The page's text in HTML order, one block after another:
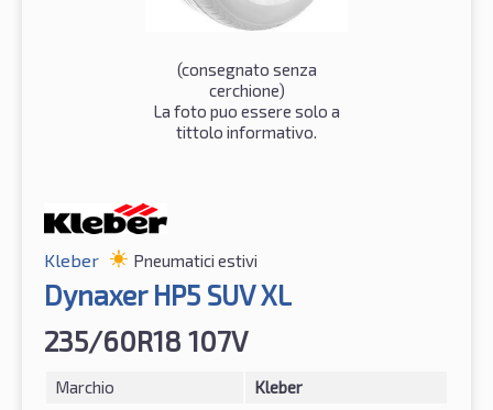
(consegnato senza
cerchione)
La foto puo essere solo a
tittolo informativo.
Kleber Pneumatici estivi
Dynaxer HP5 SUV XL
235/60R18 107V
Marchio
Kleber